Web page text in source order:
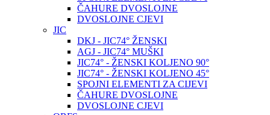
ČAHURE DVOSLOJNE
DVOSLOJNE CJEVI
JIC
DKJ - JIC74° ŽENSKI
AGJ - JIC74° MUŠKI
JIC74° - ŽENSKI KOLJENO 90°
JIC74° - ŽENSKI KOLJENO 45°
SPOJNI ELEMENTI ZA CIJEVI
ČAHURE DVOSLOJNE
DVOSLOJNE CJEVI